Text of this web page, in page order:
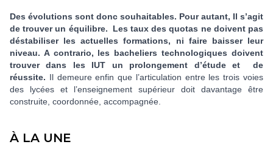
Des évolutions sont donc souhaitables. Pour autant, Il s’agit
de trouver un équilibre. Les taux des quotas ne doivent pas
déstabiliser les actuelles formations, ni faire baisser leur
niveau. A contrario, les bacheliers technologiques doivent
trouver dans les IUT un prolongement d’étude et de
réussite. Il demeure enfin que l’articulation entre les trois voies
des lycées et l’enseignement supérieur doit davantage être
construite, coordonnée, accompagnée.
À LA UNE